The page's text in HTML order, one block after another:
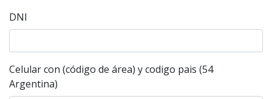
DNI
Celular con (código de área) y codigo pais (54
Argentina)